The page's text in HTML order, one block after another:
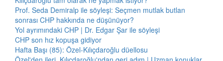
Prof. Seda Demiralp ile söyleşi: Seçmen mutlak butlan
sonrası CHP hakkında ne düşünüyor?
Yol ayrımındaki CHP | Dr. Edgar Şar ile söyleşi
CHP son hız kopuşa gidiyor
Hafta Başı (85): Özel-Kılıçdaroğlu düellosu